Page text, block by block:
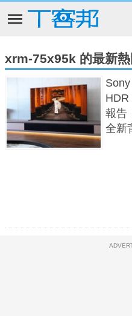
xrm-75x95k 的最新
HDR
報告
全新